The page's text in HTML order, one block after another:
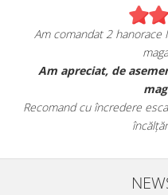
Am comandat 2 hanorace
Am apreciat, de
Recomand cu încredere